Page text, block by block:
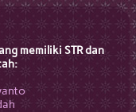
memiliki STR dan